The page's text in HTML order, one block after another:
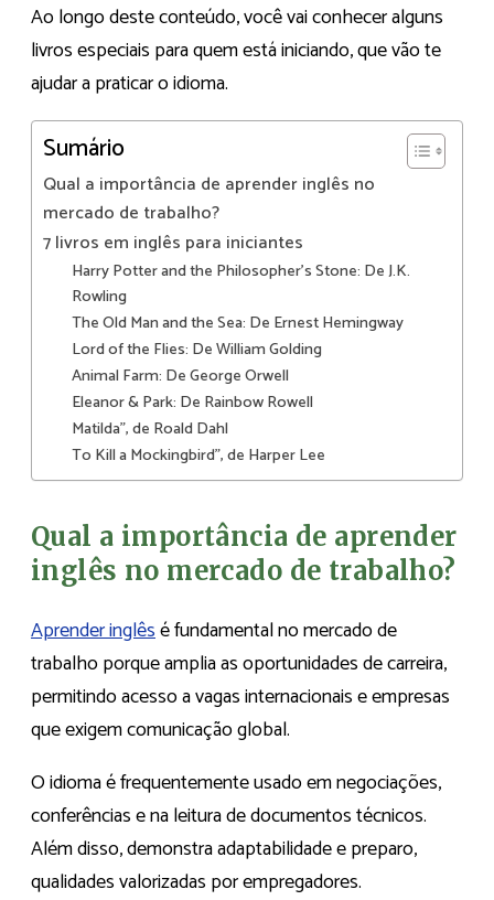
Ao longo deste conteúdo, você vai conhecer alguns
livros especiais para quem está iniciando, que vão te
ajudar a praticar o idioma.
Sumário
Qual a importância de aprender inglês no
mercado de trabalho?
7 livros em inglês para iniciantes
Harry Potter and the Philosopher’s Stone: De J.K.
Rowling
The Old Man and the Sea: De Ernest Hemingway
Lord of the Flies: De William Golding
Animal Farm: De George Orwell
Eleanor & Park: De Rainbow Rowell
Matilda”, de Roald Dahl
To Kill a Mockingbird”, de Harper Lee
Qual a importância de aprender
inglês no mercado de trabalho?
Aprender inglêsé fundamental no mercado de
trabalho porque amplia as oportunidades de carreira,
permitindo acesso a vagas internacionais e empresas
que exigem comunicação global.
O idioma é frequentemente usado em negociações,
conferências e na leitura de documentos técnicos.
Além disso, demonstra adaptabilidade e preparo,
qualidades valorizadas por empregadores.